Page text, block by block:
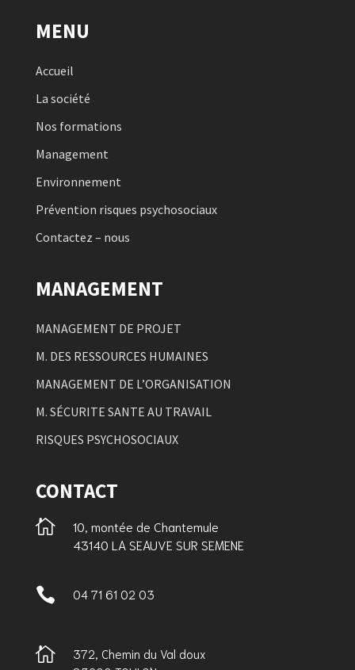
MENU
Accueil
La société
Nos formations
Management
Environnement
Prévention risques psychosociaux
Contactez – nous
MANAGEMENT
MANAGEMENT DE PROJET
M. DES RESSOURCES HUMAINES
MANAGEMENT DE L’ORGANISATION
M. SÉCURITE SANTE AU TRAVAIL
RISQUES PSYCHOSOCIAUX
CONTACT

10, montée de Chantemule
43140 LA SEAUVE SUR SEMENE
 04 71 61 02 03

372, Chemin du Val doux